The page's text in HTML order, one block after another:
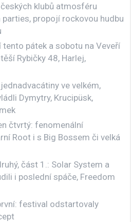
klubů atmosféru
propojí rockovou hudbu
tento pátek a sobotu na Veveří
Rybičky 48, Harlej,
ve velkém,
Dymytry, Krucipüsk,
čtvrtý: fenomenální
Root i s Big Bossem či velká
část 1.: Solar System a
i poslední spáče, Freedom
festival odstartovaly